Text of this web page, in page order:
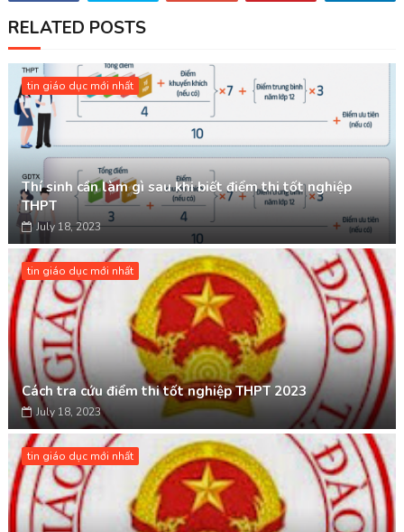
RELATED POSTS
tin giáo dục mới nhất
Thí sinh cần làm gì sau khi biết điểm thi tốt nghiệp
THPT
July 18, 2023
tin giáo dục mới nhất
Cách tra cứu điểm thi tốt nghiệp THPT 2023
July 18, 2023
tin giáo dục mới nhất